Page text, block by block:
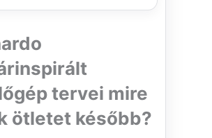
tervei mire
ötletet később?